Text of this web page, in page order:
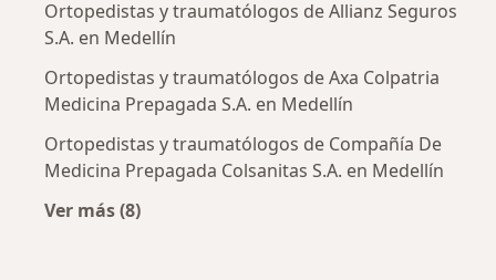
Ortopedistas y traumatólogos de Allianz Seguros
S.A. en Medellín
Ortopedistas y traumatólogos de Axa Colpatria
Medicina Prepagada S.A. en Medellín
Ortopedistas y traumatólogos de Compañía De
Medicina Prepagada Colsanitas S.A. en Medellín
Ver más (8)